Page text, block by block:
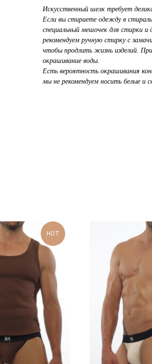
Искусственный шелк требует
Если вы стираете одежду в
специальный мешочек для стирки
рекомендуем ручную стирку с
чтобы продлить жизнь изделий.
окрашивание воды.
Есть вероятность окрашивания
мы не рекомендуем носить белые и
HOT